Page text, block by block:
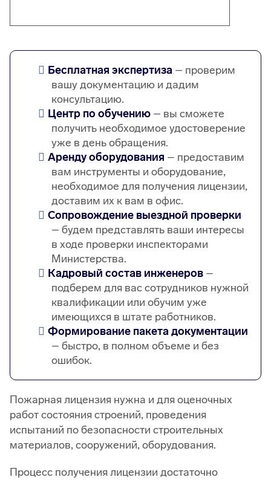
Бесплатная экспертиза – проверим
вашу документацию и дадим
консультацию.
Центр по обучению – вы сможете
получить необходимое удостоверение
уже в день обращения.
Аренду оборудования – предоставим
вам инструменты и оборудование,
необходимое для получения лицензии,
доставим их к вам в офис.
Сопровождение выездной проверки
– будем представлять ваши интересы
в ходе проверки инспекторами
Министерства.
Кадровый состав инженеров –
подберем для вас сотрудников нужной
квалификации или обучим уже
имеющихся в штате работников.
Формирование пакета документации
– быстро, в полном объеме и без
ошибок.
Пожарная лицензия нужна и для оценочных
работ состояния строений, проведения
испытаний по безопасности строительных
материалов, сооружений, оборудования.
Процесс получения лицензии достаточно